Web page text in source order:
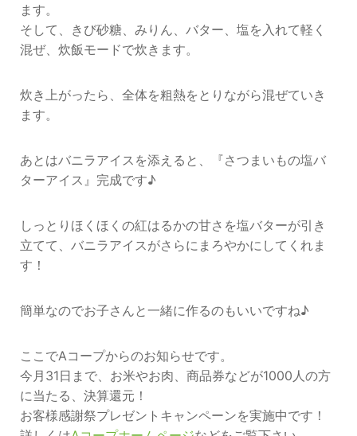
ます。
そして、きび砂糖、みりん、バター、塩を入れて軽く
混ぜ、炊飯モードで炊きます。
炊き上がったら、全体を粗熱をとりながら混ぜていき
ます。
あとはバニラアイスを添えると、『さつまいもの塩バ
ターアイス』完成です♪
しっとりほくほくの紅はるかの甘さを塩バターが引き
立てて、バニラアイスがさらにまろやかにしてくれま
す！
簡単なのでお子さんと一緒に作るのもいいですね♪
ここでAコープからのお知らせです。
今月31日まで、お米やお肉、商品券などが1000人の方
に当たる、決算還元！
お客様感謝祭プレゼントキャンペーンを実施中です！